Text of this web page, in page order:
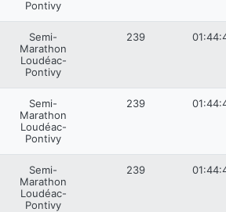
Pontivy
Semi-
Marathon
Loudéac-
Pontivy
239
Semi-
Marathon
Loudéac-
Pontivy
239
Semi-
Marathon
Loudéac-
Pontivy
239